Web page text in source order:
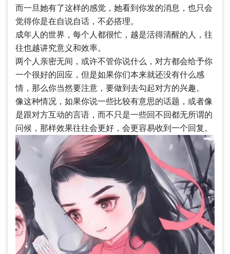
而一旦她有了这样的感觉，她看到你发的消息，也只会
觉得你是在自说自话，不必搭理。
成年人的世界，每个人都很忙，越是活得清醒的人，往
往也越讲究意义和效率。
两个人亲密无间，或许不管你说什么，对方都会给予你
一个很好的回应，但是如果你们本来就还没有什么感
情，那么你当然要注意，要做到去勾起对方的兴趣。
像这种情况，如果你说一些比较有意思的话题，或者像
是跟对方互动的言语，而不只是一些回不回都无所谓的
问候，那样效果往往会更好，会更容易收到一个回复。